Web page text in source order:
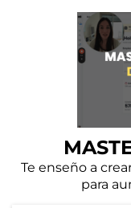
Te enseño a
para